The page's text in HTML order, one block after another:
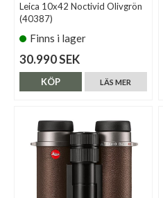
Leica 10x42 Noctivid Olivgrön
(40387)
Finns i lager
30.990 SEK
LÄS MER
KÖP